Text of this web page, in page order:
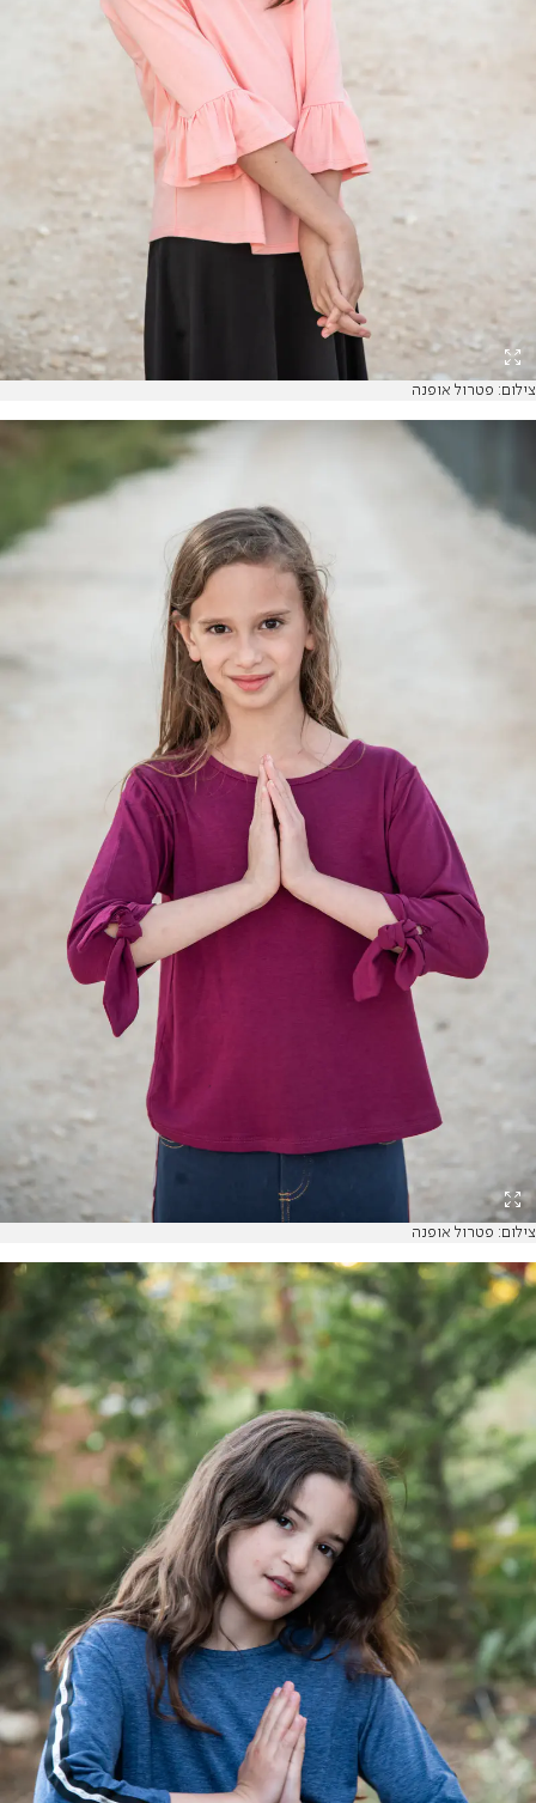
צילום: פטרול אופנה
צילום: פטרול אופנה